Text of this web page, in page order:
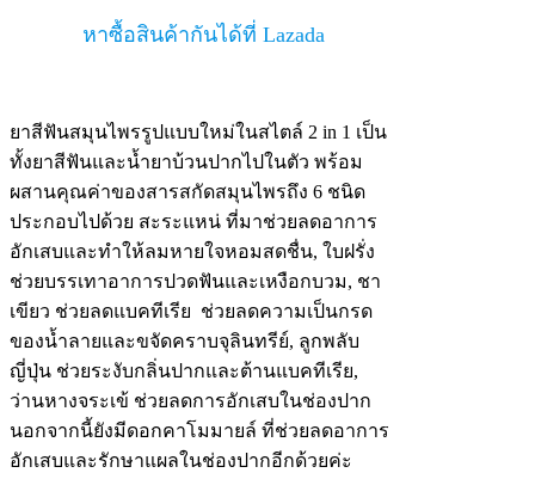
หาซื้อสินค้ากันได้ที่ Lazada
ยาสีฟันสมุนไพรรูปแบบใหม่ในสไตล์ 2 in 1 เป็น
ทั้งยาสีฟันและน้ำยาบ้วนปากไปในตัว พร้อม
ผสานคุณค่าของสารสกัดสมุนไพรถึง 6 ชนิด
ประกอบไปด้วย สะระแหน่ ที่มาช่วยลดอาการ
อักเสบและทำให้ลมหายใจหอมสดชื่น, ใบฝรั่ง
ช่วยบรรเทาอาการปวดฟันและเหงือกบวม, ชา
เขียว ช่วยลดแบคทีเรีย ช่วยลดความเป็นกรด
ของน้ำลายและขจัดคราบจุลินทรีย์, ลูกพลับ
ญี่ปุ่น ช่วยระงับกลิ่นปากและต้านแบคทีเรีย,
ว่านหางจระเข้ ช่วยลดการอักเสบในช่องปาก
นอกจากนี้ยังมีดอกคาโมมายล์ ที่ช่วยลดอาการ
อักเสบและรักษาแผลในช่องปากอีกด้วยค่ะ